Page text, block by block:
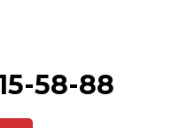
58-88